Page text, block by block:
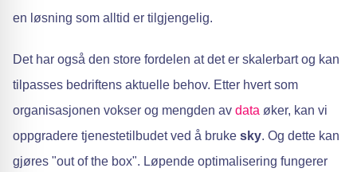
en løsning som alltid er tilgjengelig.
Det har også den store fordelen at det er skalerbart og kan
tilpasses bedriftens aktuelle behov. Etter hvert som
organisasjonen vokser og mengden av data øker, kan vi
oppgradere tjenestetilbudet ved å bruke sky. Og dette kan
gjøres "out of the box". Løpende optimalisering fungerer